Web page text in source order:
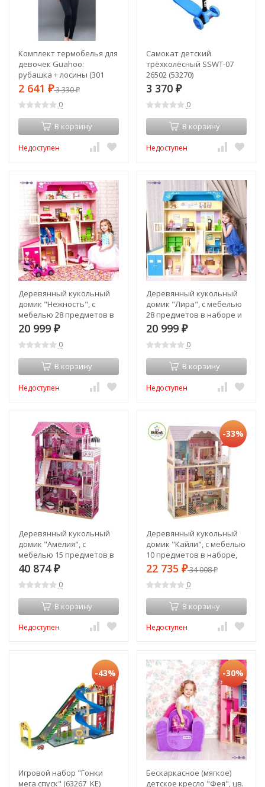
Комплект термобелья для
девочек Guahoo:
рубашка + лосины (301
S/VT / 301 P/BK) (2XS)
(52581s57506)
2 641 ₽3 330₽
0
В корзину
Недоступен
Самокат детский
трёхколёсный SSWT-07
26502 (53270)
3 370 ₽
0
В корзину
Недоступен
Деревянный кукольный
домик "Нежность", с
мебелью 28 предметов в
наборе и с гаражом, для
кукол 30 см (PD316-01)
20 999 ₽
0
В корзину
Недоступен
Деревянный кукольный
домик "Лира", с мебелью
28 предметов в наборе и
с гаражом, для кукол 30 см
(PD316)
20 999 ₽
0
В корзину
Недоступен
Деревянный кукольный
домик "Амелия", с
мебелью 15 предметов в
наборе, для кукол 30 см
(65093_KE)
40 874 ₽
0
В корзину
Недоступен
-33%
Деревянный кукольный
домик "Кайли", с мебелью
10 предметов в наборе,
для кукол 30 см (65869_KE)
22 735 ₽34 008₽
0
В корзину
Недоступен
-43%
Игровой набор "Гонки
мега спуск" (63267_KE)
-30%
Бескаркасное (мягкое)
детское кресло "Фея", цв.